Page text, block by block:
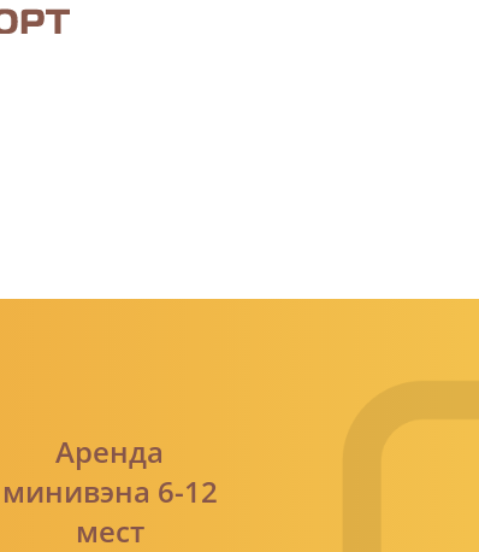
Аренда
минивэна 6-12
мест